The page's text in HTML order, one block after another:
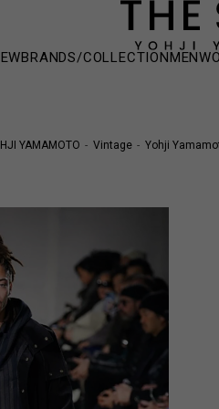
BRANDS/COLLECTIONMEN
YAMAMOTO Vintage Yohji